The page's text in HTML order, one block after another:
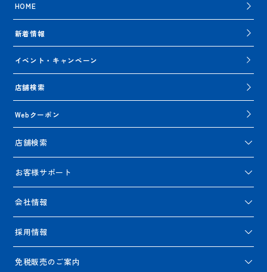
HOME
新着情報
イベント・キャンペーン
店舗検索
Webクーポン
店舗検索
お客様サポート
会社情報
採用情報
免税販売のご案内